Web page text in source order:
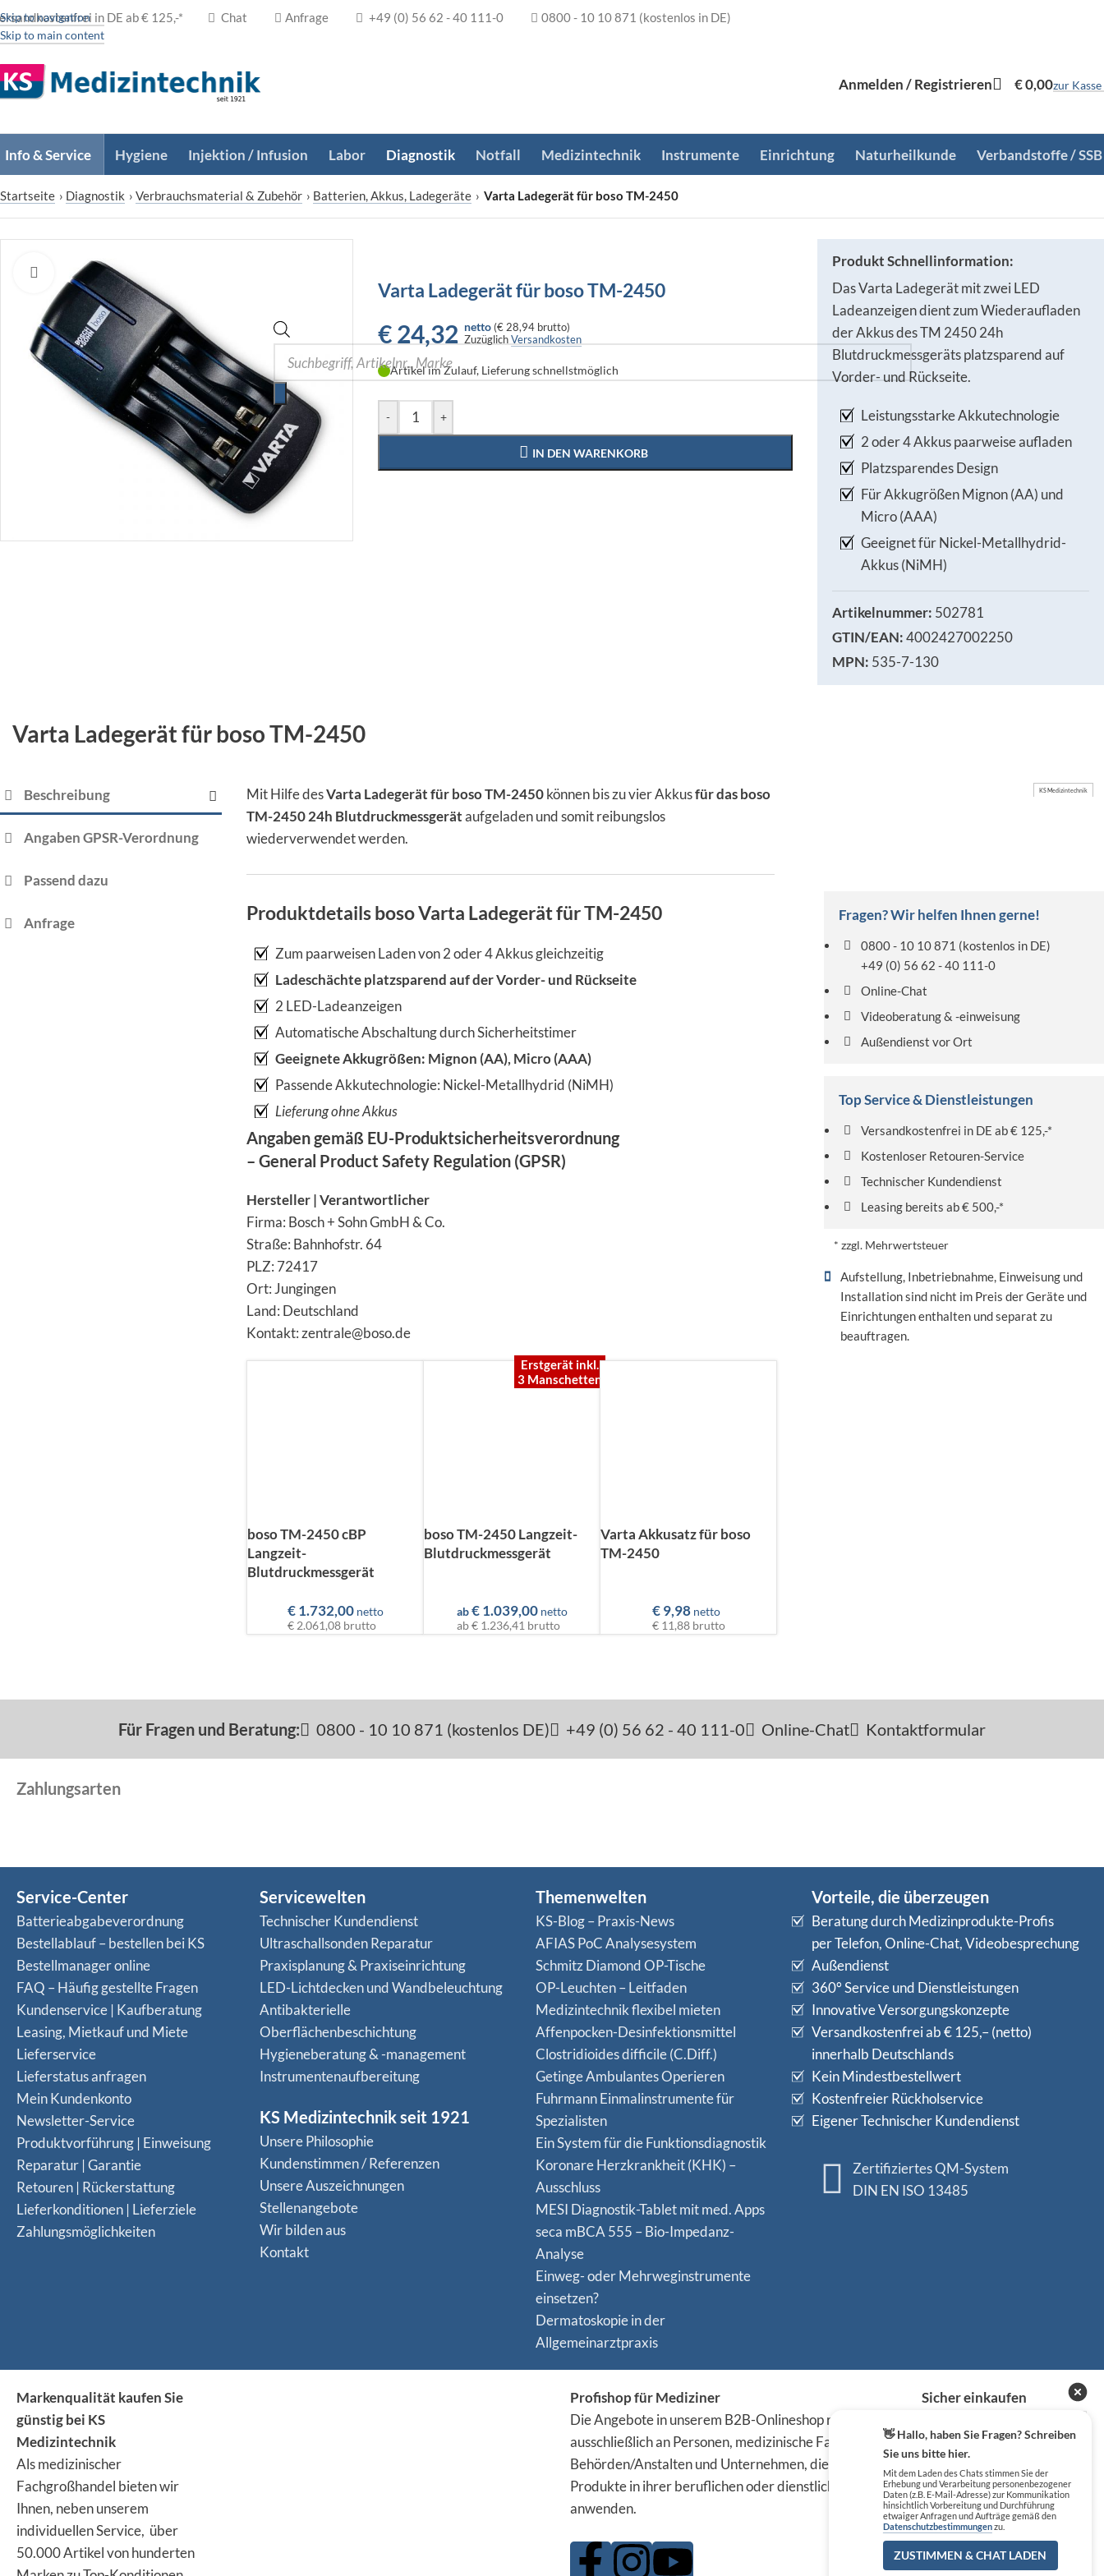
Skip to navigation
Skip to main content
in DE ab € 125,-* Chat Anfrage +49 (0) 56 62 - 40 111-0 0800 - 10 10 871 (kostenlos in DE)
Anmelden / Registrieren €0,00zur Kasse
Info & Service Hygiene Injektion / Infusion Labor Diagnostik Notfall Medizintechnik Instrumente Einrichtung Naturheilkunde Verbandstoffe / SSB
Startseite › Diagnostik › Verbrauchsmaterial & Zubehör › Batterien, Akkus, Ladegeräte › Varta Ladegerät für boso TM-2450
Zum Vergrößern klicken
Varta Ladegerät für boso TM-2450
€24,32 netto (€ 28,94 brutto)
ZuzüglichVersandkosten
Artikel im Zulauf, Lieferung schnellstmöglich
- +
IN DEN WARENKORB
Produkt Schnellinformation:
Das Varta Ladegerät mit zwei LED
Ladeanzeigen dient zum Wiederaufladen
der Akkus des TM 2450 24h
Blutdruckmessgeräts platzsparend auf
Vorder- und Rückseite.
Leistungsstarke Akkutechnologie
2 oder 4 Akkus paarweise aufladen
Platzsparendes Design
Für Akkugrößen Mignon (AA) und
Micro (AAA)
Geeignet für Nickel-Metallhydrid-
Akkus (NiMH)
Artikelnummer: 502781
GTIN/EAN:4002427002250
MPN: 535-7-130
Varta Ladegerät für boso TM-2450
Beschreibung
Angaben GPSR-Verordnung
Passend dazu
Anfrage
Mit Hilfe desVarta Ladegerät für boso TM-2450können bis zu vier Akkusfür das boso
TM-2450 24h Blutdruckmessgerätaufgeladen und somit reibungslos
wiederverwendet werden.
Produktdetails boso Varta Ladegerät für TM-2450
Zum paarweisen Laden von 2 oder 4 Akkus gleichzeitig
Ladeschächte platzsparend auf der Vorder- und Rückseite
2 LED-Ladeanzeigen
Automatische Abschaltung durch Sicherheitstimer
Geeignete Akkugrößen: Mignon (AA), Micro (AAA)
Passende Akkutechnologie: Nickel-Metallhydrid (NiMH)
Lieferung ohne Akkus
Angaben gemäß EU-Produktsicherheitsverordnung
– General Product Safety Regulation (GPSR)
Hersteller | Verantwortlicher
Firma: Bosch + Sohn GmbH & Co.
Straße: Bahnhofstr. 64
PLZ: 72417
Ort: Jungingen
Land: Deutschland
Kontakt: zentrale@boso.de
boso TM-2450 cBP
Langzeit-
Blutdruckmessgerät
€1.732,00 netto
€ 2.061,08 brutto
Erstgerät inkl.
3 Manschetten
boso TM-2450 Langzeit-
Blutdruckmessgerät
ab €1.039,00 netto
ab€ 1.236,41 brutto
Varta Akkusatz für boso
TM-2450
€9,98 netto
€ 11,88 brutto
KS Medizintechnik
Fragen? Wir helfen Ihnen gerne!
0800 - 10 10 871 (kostenlos in DE)
+49 (0) 56 62 - 40 111-0
Online-Chat
Videoberatung & -einweisung
Außendienst vor Ort
Top Service & Dienstleistungen
Versandkostenfrei in DE ab € 125,-*
Kostenloser Retouren-Service
Technischer Kundendienst
Leasing bereits ab € 500,-*
* zzgl. Mehrwertsteuer
Aufstellung, Inbetriebnahme, Einweisung und
Installation sind nicht im Preis der Geräte und
Einrichtungen enthalten und separat zu
beauftragen.
Für Fragen und Beratung: 0800 - 10 10 871 (kostenlos DE) +49 (0) 56 62 - 40 111-0 Online-Chat Kontaktformular
Zahlungsarten
Service-Center
Batterieabgabeverordnung
Bestellablauf – bestellen bei KS
Bestellmanager online
FAQ – Häufig gestellte Fragen
Kundenservice | Kaufberatung
Leasing, Mietkauf und Miete
Lieferservice
Lieferstatus anfragen
Mein Kundenkonto
Newsletter-Service
Produktvorführung | Einweisung
Reparatur | Garantie
Retouren | Rückerstattung
Lieferkonditionen | Lieferziele
Zahlungsmöglichkeiten
Servicewelten
Technischer Kundendienst
Ultraschallsonden Reparatur
Praxisplanung & Praxiseinrichtung
LED-Lichtdecken und Wandbeleuchtung
Antibakterielle
Oberflächenbeschichtung
Hygieneberatung & -management
Instrumentenaufbereitung
KS Medizintechnik seit 1921
Unsere Philosophie
Kundenstimmen / Referenzen
Unsere Auszeichnungen
Stellenangebote
Wir bilden aus
Kontakt
Themenwelten
KS-Blog – Praxis-News
AFIAS PoC Analysesystem
Schmitz Diamond OP-Tische
OP-Leuchten – Leitfaden
Medizintechnik flexibel mieten
Affenpocken-Desinfektionsmittel
Clostridioides difficile (C.Diff.)
Getinge Ambulantes Operieren
Fuhrmann Einmalinstrumente für
Spezialisten
Ein System für die Funktionsdiagnostik
Koro­nare Herz­krank­heit (KHK) –
Ausschluss
MESI Diagnostik-Tablet mit med. Apps
seca mBCA 555 – Bio-Impedanz-
Analyse
Einweg- oder Mehrweginstrumente
einsetzen?
Dermatoskopie in der
Allgemeinarztpraxis
Vorteile, die überzeugen
Beratung durch Medizinprodukte-Profis
per Telefon, Online-Chat, Videobesprechung
Außendienst
360° Service und Dienstleistungen
Innovative Versorgungskonzepte
Versandkostenfrei ab € 125,– (netto)
innerhalb Deutschlands
Kein Mindestbestellwert
Kostenfreier Rückholservice
Eigener Technischer Kundendienst
Zertifiziertes QM-System
DIN EN ISO 13485
Markenqualität kaufen Sie
günstig bei KS
Medizintechnik
Als medizinischer
Fachgroßhandel bieten wir
Ihnen, neben unserem
individuellen Service, über
50.000 Artikel von hunderten
Profishop für Mediziner
Die Angebote in unserem B2B-Onlineshop richten sich
ausschließlich an Personen, medizinische Fachkreise,
Behörden/Anstalten und Unternehmen, die die
Produkte in ihrer beruflichen oder dienstlichen Tätigkeit
anwenden.
Sicher einkaufen
👋 Hallo, haben Sie Fragen? Schreiben
Sie uns bitte hier.
Mit dem Laden des Chats stimmen Sie der
Erhebung und Verarbeitung personenbezogener
Daten (z.B. E-Mail-Adresse) zur Kommunikation
hinsichtlich Vorbereitung und Durchführung
etwaiger Anfragen und Aufträge gemäß den
Datenschutzbestimmungenzu.
ZUSTIMMEN & CHAT LADEN